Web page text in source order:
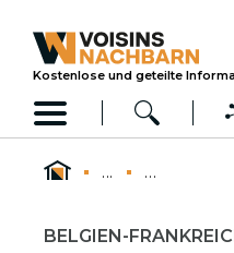
Kostenlose und geteilte
... ...
BELGIEN-